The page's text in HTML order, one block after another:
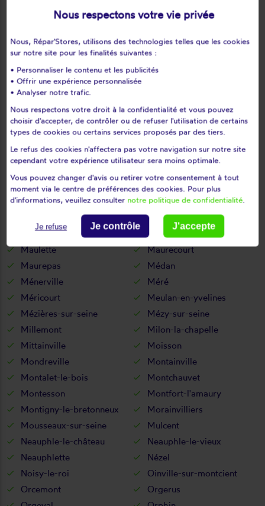
Le tartre-gaudran
Le tertre-saint-denis
Les alluets-le-roi
Les bréviaires
Les clayes-sous-bois
Les essarts-le-roi
Les loges-en-josas
Les mesnuls
Les mureaux
Limay
Limetz-villez
Lommoye
Longnes
Longvilliers
Louveciennes
L'étang-la-ville
Magnanville
Mantes-la-jolie
Mantes-la-ville
Marcq
Mareil-le-guyon
Mareil-sur-mauldre
Marly-le-roi
Maule
Maulette
Maurecourt
Maurepas
Médan
Ménerville
Méré
Méricourt
Meulan-en-yvelines
Mézières-sur-seine
Mézy-sur-seine
Millemont
Milon-la-chapelle
Mittainville
Moisson
Mondreville
Montainville
Montalet-le-bois
Montchauvet
Montesson
Montfort-l'amaury
Montigny-le-bretonneux
Morainvilliers
Mousseaux-sur-seine
Mulcent
Neauphle-le-château
Neauphle-le-vieux
Neauphlette
Nézel
Noisy-le-roi
Oinville-sur-montcient
Orcemont
Orgerus
Nous respectons votre vie privée
Nous, Répar'Stores, utilisons des technologies telles que les cookies
sur notre site pour les finalités suivantes :
• Personnaliser le contenu et les publicités
• Offrir une expérience personnalisée
• Analyser notre trafic.
Nous respectons votre droit à la confidentialité et vous pouvez
choisir d'accepter, de contrôler ou de refuser l'utilisation de certains
types de cookies ou certains services proposés par des tiers.
Le refus des cookies n'affectera pas votre navigation sur notre site
cependant votre expérience utilisateur sera moins optimale.
Vous pouvez changer d'avis ou retirer votre consentement à tout
moment via le centre de préférences des cookies. Pour plus
d'informations, veuillez consulter notre politique de confidentialité.
Je refuse Je contrôle J'accepte